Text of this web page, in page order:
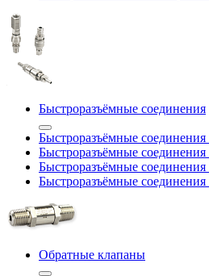
Быстроразъёмные соединения
Быстроразъёмные соединения
Быстроразъёмные соединения
Быстроразъёмные
Быстроразъёмные
Обратные клапаны